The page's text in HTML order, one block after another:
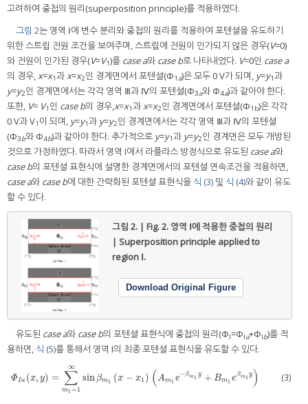
고려하여 중첩의 원리(superposition principle)를 적용하였다.
그림 2는 영역 Ⅰ에 변수 분리와 중첩의 원리를 적용하여 포텐셜을 유도하기
위한 스트립 전원 조건을 보여주며, 스트립에 전원이 인가되지 않은 경우(V=0)
와 전원이 인가된 경우(V=V1)를 case a와 case b로 나타내었다. V=0인 case a
의 경우,x=x1과x=x2인 경계면에서 포텐셜(Φ1 a)은 모두 0 V가 되며, y=y1과
y=y2인 경계면에서는 각각 영역 Ⅲ과 Ⅳ의 포텐셜(Φ3a와 Φ4a)과 같아야 한다.
또한, V= V1 인 case b의 경우,x=x1과x=x2인 경계면에서 포텐셜(Φ1b)은 각각
0 V과 V1 이 되며, y=y1과 y=y2인 경계면에서는 각각 영역 Ⅲ과 Ⅳ의 포텐셜
(Φ3b와 Φ4b)과 같아야 한다. 추가적으로 y=y1과 y=y2인 경계면은 모두 개방된
것으로 가정하였다. 따라서 영역 I에서 라플라스 방정식으로 유도된 case a와
case b의 포텐셜 표현식에 설명한 경계면에서의 포텐셜 연속조건을 적용하면,
case a와 case b에 대한 간략화된 포텐셜 표현식을 식 (3) 및 식 (4)와 같이 유도
할 수 있다.
그림 2. | Fig. 2. 영역 Ⅰ에 적용한 중첩의 원리
| Superposition principle applied to
region Ⅰ.
Download Original Figure
유도된 case a와 case b의 포텐셜 표현식에 중첩의 원리(ΦI=ΦIa+ΦIb)를 적
용하면, 식 (5)를 통해서 영역 I의 최종 포텐셜 표현식을 유도할 수 있다.
ΦIa (x, y) = ∑
m1 =1
∞
sin βm1 (x − x1) (Am1 e−βm1
y + Bm1 eβm1
y )
ΦIa(x y)= ∑m 1 =1∞sinβ m1 x− x1 Am 1e−βm1y+B m1eβm1y (3)